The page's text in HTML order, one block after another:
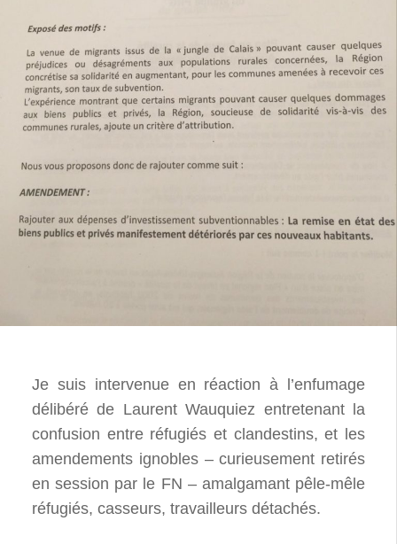
Je suis intervenue en réaction à l’enfumage
délibéré de Laurent Wauquiez entretenant la
confusion entre réfugiés et clandestins, et les
amendements ignobles – curieusement retirés
en session par le FN – amalgamant pêle-mêle
réfugiés, casseurs, travailleurs détachés.